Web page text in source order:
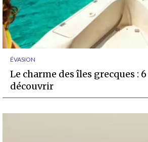
ÉVASION
Le charme des îles grecques :
découvrir